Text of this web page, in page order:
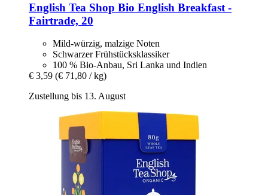
English Tea Shop Bio English Breakfast -​
Fairtrade, 20
Mild-würzig, malzige Noten
Schwarzer Frühstücksklassiker
100 % Bio-Anbau, Sri Lanka und Indien
€ 3,59 (€ 71,80 / kg)
Zustellung bis 13. August